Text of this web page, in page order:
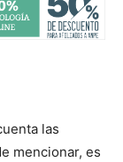
las
mencionar, es